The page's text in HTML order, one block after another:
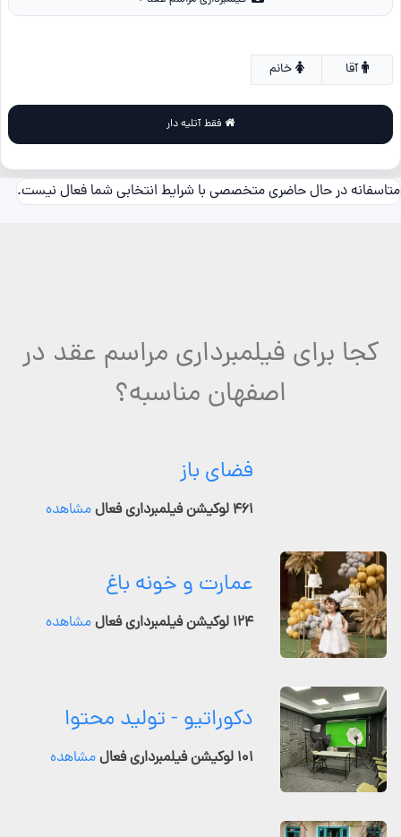
خانم
متاسفانه در حال حاضری متخصصی با شرایط انتخابی شما فعال نیست.
کجا برای فیلمبرداری مراسم عقد در
اصفهان مناسبه؟
فضای باز
۴۶۱ لوکیشن فیلمبرداری فعال مشاهده
عمارت و خونه باغ
۱۲۴ لوکیشن فیلمبرداری فعال مشاهده
دکوراتیو - تولید محتوا
۱۰۱ لوکیشن فیلمبرداری فعال مشاهده